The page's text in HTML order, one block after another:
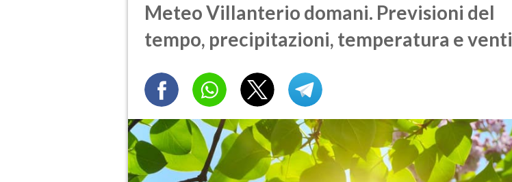
Meteo Villanterio domani. Previsioni del
tempo, precipitazioni, temperatura e venti